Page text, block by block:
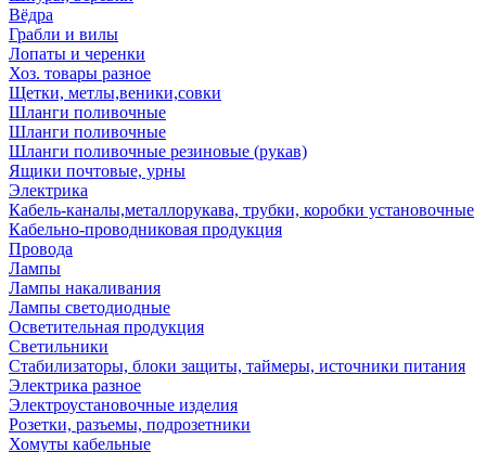
Вёдра
Грабли и вилы
Лопаты и черенки
Хоз. товары разное
Щетки, метлы,веники,совки
Шланги поливочные
Шланги поливочные
Шланги поливочные резиновые (рукав)
Ящики почтовые, урны
Электрика
Кабель-каналы,металлорукава, трубки, коробки установочные
Кабельно-проводниковая продукция
Провода
Лампы
Лампы накаливания
Лампы светодиодные
Осветительная продукция
Светильники
Стабилизаторы, блоки защиты, таймеры, источники питания
Электрика разное
Электроустановочные изделия
Розетки, разъемы, подрозетники
Хомуты кабельные